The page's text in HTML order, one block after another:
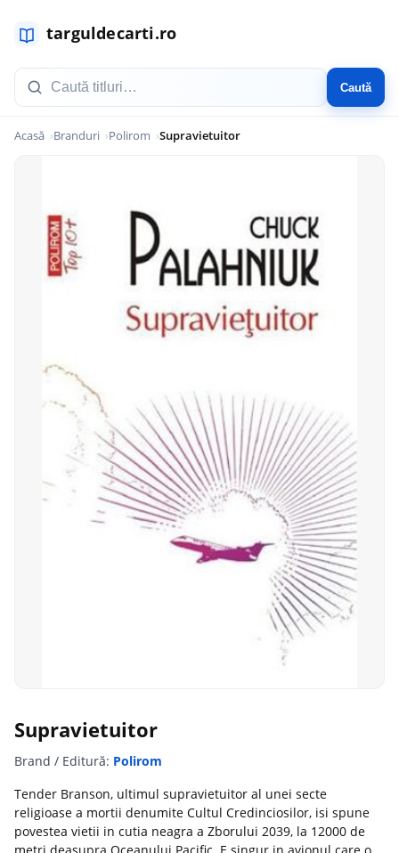
Caută
Acasă Branduri Polirom Supravietuitor
Supravietuitor
Brand / Editură: Polirom
Tender Branson, ultimul supravietuitor al unei secte
religioase a mortii denumite Cultul Credinciosilor, isi spune
povestea vietii in cutia neagra a Zborului 2039, la 12000 de